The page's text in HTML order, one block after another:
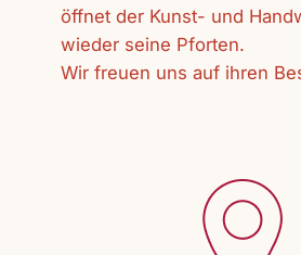
öffnet der Kunst- und
wieder seine Pforten.
Wir freuen uns auf ihren